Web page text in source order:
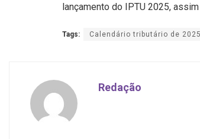
lançamento do IPTU 2025,
Tags: Calendário tributário de
Redação